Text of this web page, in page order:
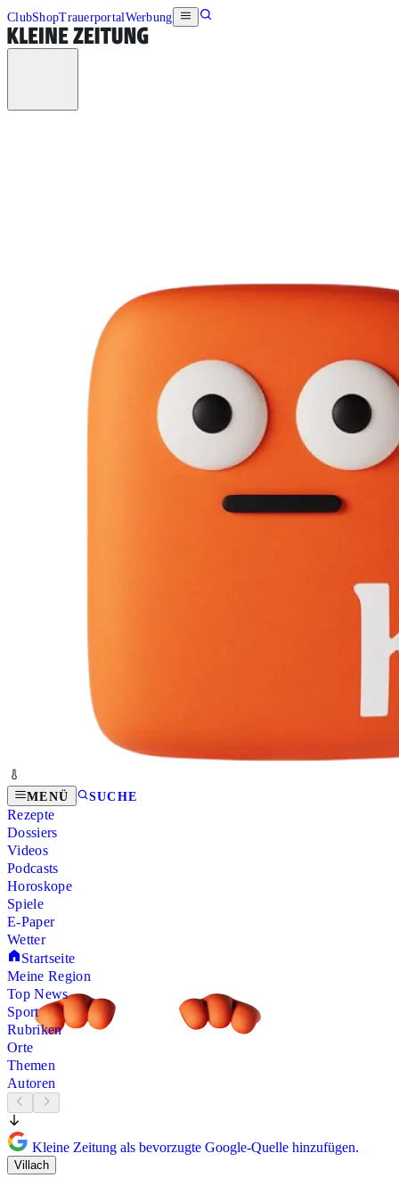
ClubShopTrauerportalWerbung
MENÜ SUCHE
Rezepte
Dossiers
Videos
Podcasts
Horoskope
Spiele
E-Paper
Wetter
Startseite
Meine Region
Top News
Sport
Rubriken
Orte
Themen
Autoren
Kleine Zeitung als bevorzugte Google-Quelle hinzufügen.
Villach